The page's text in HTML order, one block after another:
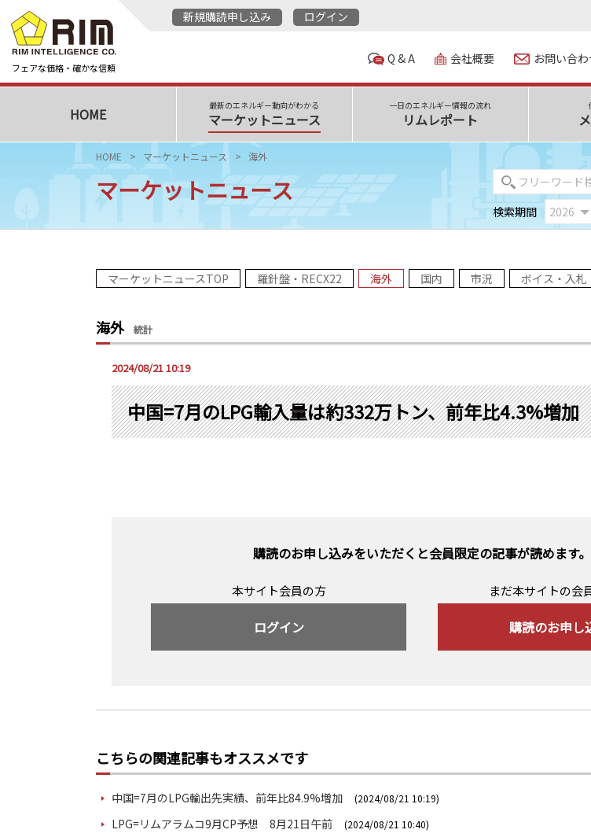
フェアな価格・確かな信頼
新規購読申し込み ログイン
Q & A 会社概要 お問い合わ
HOME 最新のエネルギー動向がわかる
マーケットニュース
一日のエネルギー情報の流れ
リムレポート
HOME マーケットニュース 海外
マーケットニュース
検索期間
マーケットニュースTOP 羅針盤・RECX22 海外 国内 市況 ボイス・入札
海外 統計
2024/08/21 10:19
中国=7月のLPG輸入量は約332万トン、前年比4.3%増加
購読のお申し込みをいただくと会員限定の記事が読めます。
本サイト会員の方
ログイン
まだ本サイトの会
購読のお申し
こちらの関連記事もオススメです
中国=7月のLPG輸出先実績、前年比84.9%増加 (2024/08/21 10:19)
LPG=リムアラムコ9月CP予想 8月21日午前 (2024/08/21 10:40)